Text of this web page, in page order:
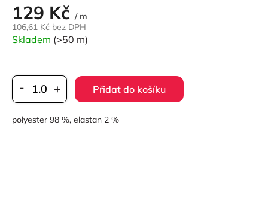
129 Kč / m
106,61 Kč bez DPH
Měrná
cena:
Skladem (>50 m)
Přidat do košíku
polyester 98 %, elastan 2 %